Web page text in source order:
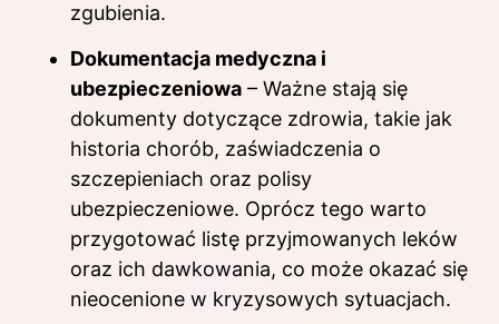
zgubienia.
Dokumentacja medyczna i
ubezpieczeniowa – Ważne stają się
dokumenty dotyczące zdrowia, takie jak
historia chorób, zaświadczenia o
szczepieniach oraz polisy
ubezpieczeniowe. Oprócz tego warto
przygotować listę przyjmowanych leków
oraz ich dawkowania, co może okazać się
nieocenione w kryzysowych sytuacjach.